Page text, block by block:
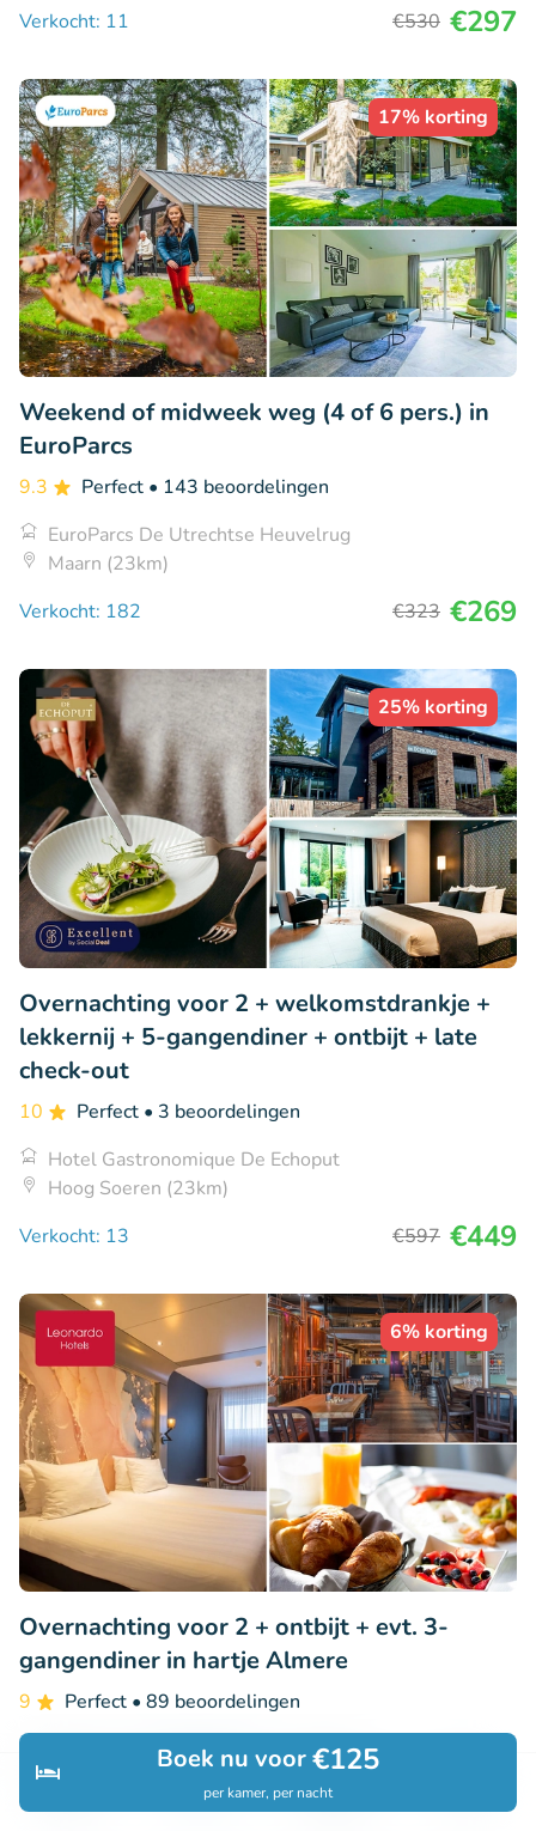
Zoeken Boekingen
Boek nu voor€125
per kamer, per nacht
Verkocht: 11
€530 €297
17% korting
Weekend of midweek weg (4 of 6 pers.) in
EuroParcs
9.3 Perfect • 143 beoordelingen
EuroParcs De Utrechtse Heuvelrug
Maarn (23km)
Verkocht: 182
€323 €269
25% korting
Overnachting voor 2 + welkomstdrankje +
lekkernij + 5-gangendiner + ontbijt + late
check-out
10 Perfect • 3 beoordelingen
Hotel Gastronomique De Echoput
Hoog Soeren (23km)
Verkocht: 13
€597 €449
6% korting
Overnachting voor 2 + ontbijt + evt. 3-
gangendiner in hartje Almere
9 Perfect • 89 beoordelingen
Leonardo Hotel Almere City Center
Almere (24km)